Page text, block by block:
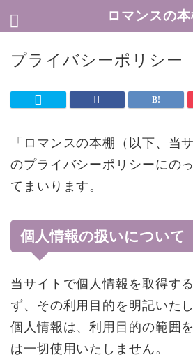
ロマンスの
プライバシーポリシー
「ロマンスの本棚（以下、当
のプライバシーポリシーにの
てまいります。
個人情報の扱いについて
当サイトで個人情報を取得す
ず、その利用目的を明記いたし
個人情報は、利用目的の範囲
は一切使用いたしません。